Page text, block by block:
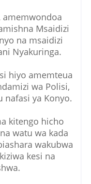
amemwondoa
Msaidizi
na msaidizi
Nyakuringa.
hiyo amemteua
wa Polisi,
nafasi ya Konyo.
kitengo hicho
watu wa kada
wakubwa
kesi na